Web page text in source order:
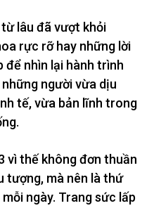
lâu đã vượt khỏi
rực rỡ hay những lời
nhìn lại hành trình
người vừa dịu
tế, vừa bản lĩnh trong
vì thế không đơn thuần
tượng, mà nên là thứ
ngày. Trang sức lấp